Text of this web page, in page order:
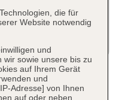
die für
Website notwendig
und
wir sowie unsere bis zu
auf Ihrem Gerät
und
Adresse] von Ihnen
auf oder neben